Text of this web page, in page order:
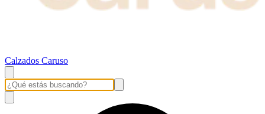
Calzados Caruso